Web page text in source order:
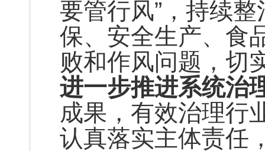
要管行风”，持续
保、安全生产、食
败和作风问题，切
进一步推进系统治
成果，有效治理行
认真落实主体责任